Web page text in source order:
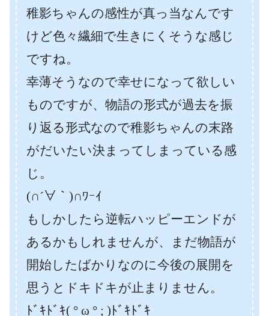
稚影ちゃんの感性が真っ当なんです
けど色々繊細で生きにくそうな感じ
ですね。
幸薄そうなので幸せになって欲しい
ものですが、物語の形式が過去を振
り返る形式なので稚影ちゃんの末路
がだいたい決まってしまっている感
じ。
(∩´∀｀)∩ﾜｰｲ
もしかしたら逆転ハッピーエンドが
あるかもしれませんが、まだ物語が
開始したばかりなのに今後の展開を
思うとドキドキが止まりません。
ﾄﾞｷﾄﾞｷ( ° ω ° ; )ﾄﾞｷﾄﾞｷ